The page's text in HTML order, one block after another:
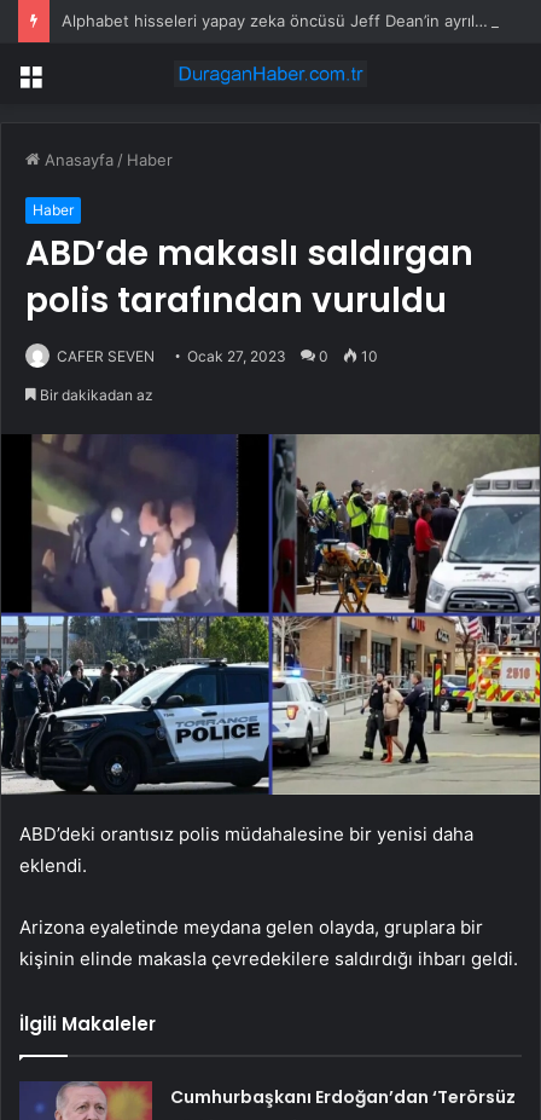
Alphabet hisseleri yapay zeka öncüsü Jeff Dean’in ayrılmasıyla %5 düştü
Menü
Anasayfa / Haber
Haber
ABD’de makaslı saldırgan
polis tarafından vuruldu
CAFER SEVEN Ocak 27, 2023 0 10
Bir dakikadan az
ABD’deki orantısız polis müdahalesine bir yenisi daha
eklendi.
Arizona eyaletinde meydana gelen olayda, gruplara bir
kişinin elinde makasla çevredekilere saldırdığı ihbarı geldi.
İlgili Makaleler
Cumhurbaşkanı Erdoğan’dan ‘Terörsüz